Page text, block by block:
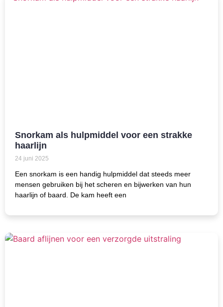
Snorkam als hulpmiddel voor een strakke
haarlijn
24 juni 2025
Een snorkam is een handig hulpmiddel dat steeds meer
mensen gebruiken bij het scheren en bijwerken van hun
haarlijn of baard. De kam heeft een